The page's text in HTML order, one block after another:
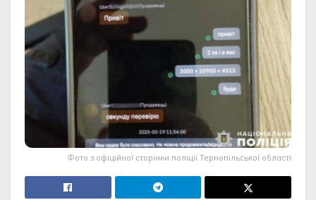
Фото з офіційної сторінки поліції Тернопільської області